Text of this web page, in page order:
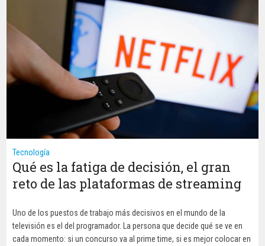
Tecnología
Qué es la fatiga de decisión, el gran
reto de las plataformas de streaming
Uno de los puestos de trabajo más decisivos en el mundo de la
televisión es el del programador. La persona que decide qué se ve en
cada momento: si un concurso va al prime time, si es mejor colocar en